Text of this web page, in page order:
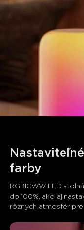
farby
RGBICWW LED
do 100%, ako aj
rôznych atmosfér